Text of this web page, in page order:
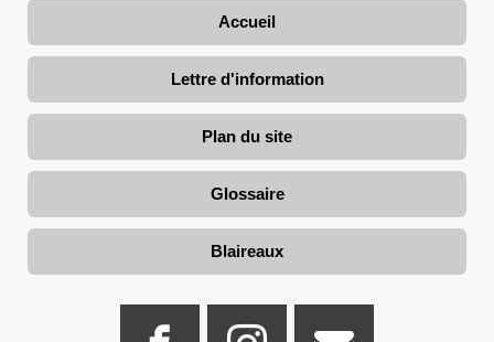
Accueil
Lettre d'information
Plan du site
Glossaire
Blaireaux